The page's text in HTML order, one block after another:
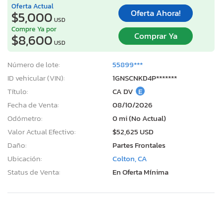
Oferta Actual
$5,000 USD
Oferta Ahora!
Compre Ya por
$8,600 USD
Comprar Ya
Número de lote:
55899***
ID vehicular (VIN):
1GNSCNKD4P*******
Título:
CA DV E
Fecha de Venta:
08/10/2026
Odómetro:
0 mi (No Actual)
Valor Actual Efectivo:
$52,625 USD
Daño:
Partes Frontales
Ubicación:
Colton, CA
Status de Venta:
En Oferta Mínima